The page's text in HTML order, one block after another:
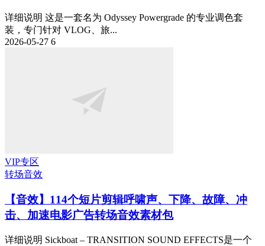
详细说明 这是一套名为 Odyssey Powergrade 的专业调色套
装，专门针对 VLOG、旅...
2026-05-27 6
VIP专区
转场音效
【音效】114个短片剪辑呼啸声、下降、故障、冲
击、加速电影广告转场音效素材包
详细说明 Sickboat – TRANSITION SOUND EFFECTS是一个